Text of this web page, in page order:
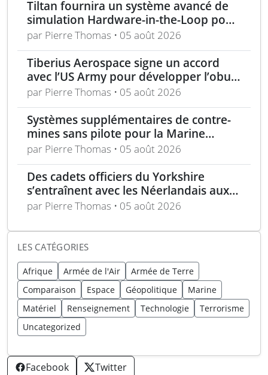
l’expertise régionale
Tiltan fournira un système avancé de
simulation Hardware-in-the-Loop pour
un programme électro-optique IR
unique
par Pierre Thomas • 05 août 2026
Tiberius Aerospace signe un accord
avec l’US Army pour développer l’obus
d’artillerie guidée Sceptre
par Pierre Thomas • 05 août 2026
Systèmes supplémentaires de contre-
mines sans pilote pour la Marine
nationale française
par Pierre Thomas • 05 août 2026
Des cadets officiers du Yorkshire
s’entraînent avec les Néerlandais aux
Pays-Bas
par Pierre Thomas • 05 août 2026
LES CATÉGORIES
Afrique Armée de l'Air
Armée de Terre
Comparaison
Espace Géopolitique
Marine
Matériel
Renseignement Technologie
Terrorisme
Uncategorized
Facebook Twitter